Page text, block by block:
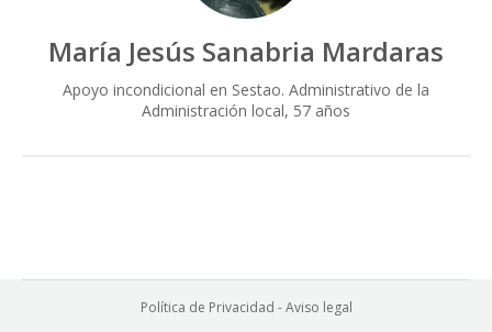
María Jesús Sanabria Mardaras
Apoyo incondicional en Sestao. Administrativo de la
Administración local, 57 años
Política de Privacidad -Aviso legal